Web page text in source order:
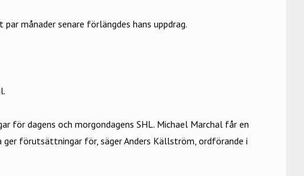
månader senare förlängdes hans uppdrag.
för dagens och morgondagens SHL. Michael Marchal får en
ger förutsättningar för, säger Anders Källström, ordförande i